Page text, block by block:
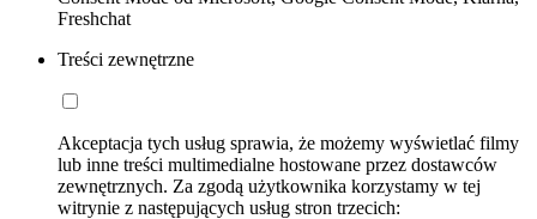
Freshchat
Treści zewnętrzne
Akceptacja tych usług sprawia, że możemy wyświetlać filmy
lub inne treści multimedialne hostowane przez dostawców
zewnętrznych. Za zgodą użytkownika korzystamy w tej
witrynie z następujących usług stron trzecich: